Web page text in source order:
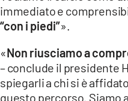
immediato e
“con i piedi”».
«Non riusciamo a
– conclude il presidente
spiegarli a chi si è
questo percorso. Siamo